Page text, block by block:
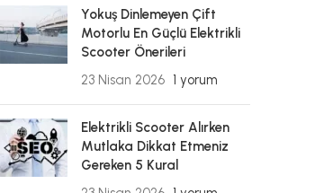
Yokuş Dinlemeyen Çift
Motorlu En Güçlü Elektrikli
Scooter Önerileri
23 Nisan 2026 1 yorum
Elektrikli Scooter Alırken
Mutlaka Dikkat Etmeniz
Gereken 5 Kural